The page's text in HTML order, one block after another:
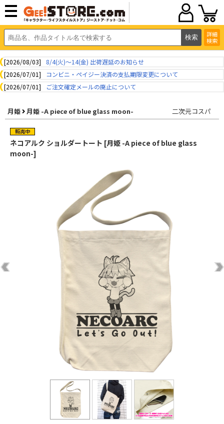
詳細
検索
[2026/08/03]
8/4(火)～14(金) 出荷遅延のお知らせ
[2026/07/01]
コンビニ・ペイジー決済の支払期限変更について
[2026/07/01]
ご注文確定メールの廃止について
月姫 月姫 -A piece of blue glass moon- 二次元コスパ
ネコアルク ショルダートート [月姫 -A piece of blue glass
moon-]